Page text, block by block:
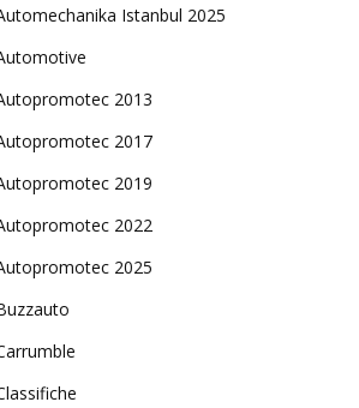
Istanbul 2025
2013
2017
2019
2022
2025